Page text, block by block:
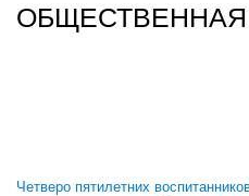
Четверо пятилетних